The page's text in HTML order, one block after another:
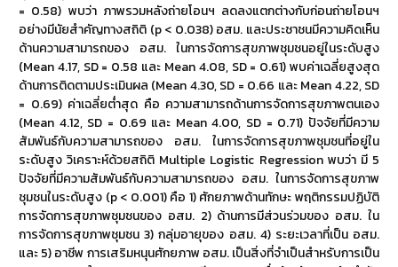
= 0.58) พบว่า ภาพรวมหลังถ่ายโอนฯ ลดลงแตกต่างกับก่อนถ่ายโอนฯ
อย่างมีนัยสำคัญทางสถิติ (p < 0.038) อสม. และประชาชนมีความคิดเห็น
ด้านความสามารถของ อสม. ในการจัดการสุขภาพชุมชนอยู่ในระดับสูง
(Mean 4.17, SD = 0.58 และ Mean 4.08, SD = 0.61) พบค่าเฉลี่ยสูงสุด
ด้านการติดตามประเมินผล (Mean 4.30, SD = 0.66 และ Mean 4.22, SD
= 0.69) ค่าเฉลี่ยต่ำสุด คือ ความสามารถด้านการจัดการสุขภาพตนเอง
(Mean 4.12, SD = 0.69 และ Mean 4.00, SD = 0.71) ปัจจัยที่มีความ
สัมพันธ์กับความสามารถของ อสม. ในการจัดการสุขภาพชุมชนที่อยู่ใน
ระดับสูง วิเคราะห์ด้วยสถิติ Multiple Logistic Regression พบว่า มี 5
ปัจจัยที่มีความสัมพันธ์กับความสามารถของ อสม. ในการจัดการสุขภาพ
ชุมชนในระดับสูง (p < 0.001) คือ 1) ศักยภาพด้านทักษะ พฤติกรรมปฏิบัติ
การจัดการสุขภาพชุมชนของ อสม. 2) ด้านการมีส่วนร่วมของ อสม. ใน
การจัดการสุขภาพชุมชน 3) กลุ่มอายุของ อสม. 4) ระยะเวลาที่เป็น อสม.
และ 5) อาชีพ การเสริมหนุนศักยภาพ อสม. เป็นสิ่งที่จำเป็นสำหรับการเป็น